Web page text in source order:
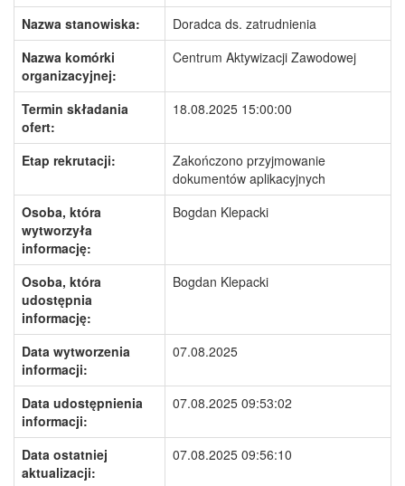
Nazwa stanowiska:
Doradca ds. zatrudnienia
Nazwa komórki
organizacyjnej:
Centrum Aktywizacji Zawodowej
Termin składania
ofert:
18.08.2025 15:00:00
Etap rekrutacji:
Zakończono przyjmowanie
dokumentów aplikacyjnych
Osoba, która
wytworzyła
informację:
Bogdan Klepacki
Osoba, która
udostępnia
informację:
Bogdan Klepacki
Data wytworzenia
informacji:
07.08.2025
Data udostępnienia
informacji:
07.08.2025 09:53:02
Data ostatniej
aktualizacji:
07.08.2025 09:56:10